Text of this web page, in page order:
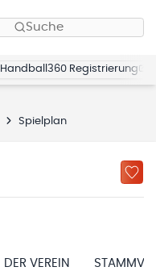
Suche
Handball360 Registrierung
Spielplan
DER VEREIN